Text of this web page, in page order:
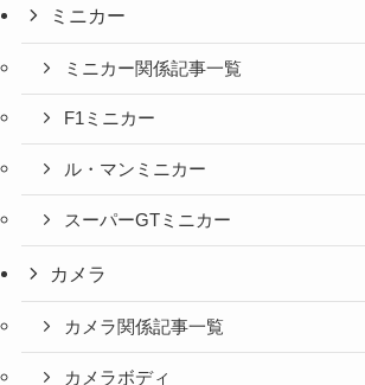
ミニカー
ミニカー関係記事一覧
F1ミニカー
ル・マンミニカー
スーパーGTミニカー
カメラ
カメラ関係記事一覧
カメラボディ